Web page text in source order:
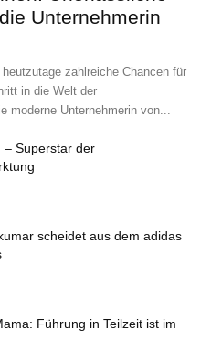
Unternehmerin
zahlreiche Chancen für
in die Welt der
moderne Unternehmerin von...
– Superstar der
scheidet aus dem adidas
Führung in Teilzeit ist im